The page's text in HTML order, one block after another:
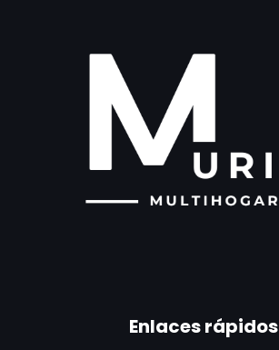
Enlaces rápidos